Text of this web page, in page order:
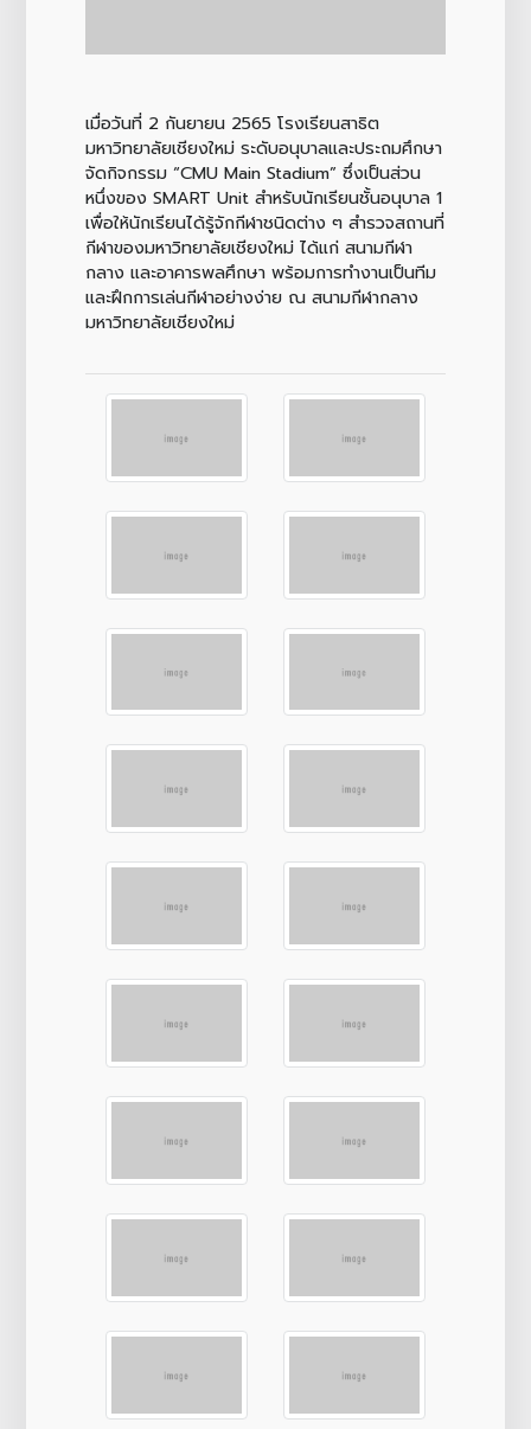
เมื่อวันที่ 2 กันยายน 2565 โรงเรียนสาธิต
มหาวิทยาลัยเชียงใหม่ ระดับอนุบาลและประถมศึกษา
จัดกิจกรรม “CMU Main Stadium” ซึ่งเป็นส่วน
หนึ่งของ SMART Unit สำหรับนักเรียนชั้นอนุบาล 1
เพื่อให้นักเรียนได้รู้จักกีฬาชนิดต่าง ๆ สำรวจสถานที่
กีฬาของมหาวิทยาลัยเชียงใหม่ ได้แก่ สนามกีฬา
กลาง และอาคารพลศึกษา พร้อมการทำงานเป็นทีม
และฝึกการเล่นกีฬาอย่างง่าย ณ สนามกีฬากลาง
มหาวิทยาลัยเชียงใหม่